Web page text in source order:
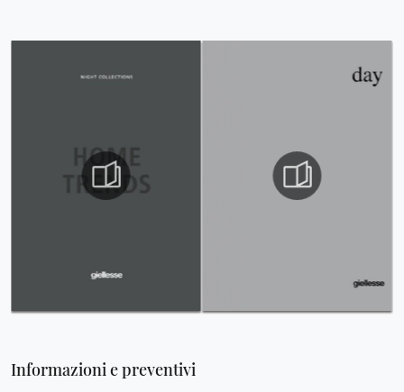
Informazioni e preventivi